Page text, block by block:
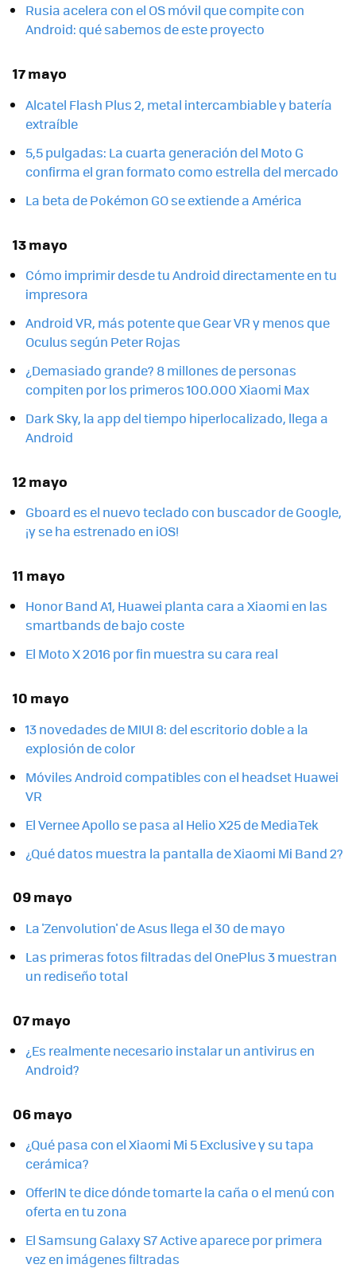
Rusia acelera con el OS móvil que compite con
Android: qué sabemos de este proyecto
17 mayo
Alcatel Flash Plus 2, metal intercambiable y batería
extraíble
5,5 pulgadas: La cuarta generación del Moto G
confirma el gran formato como estrella del mercado
La beta de Pokémon GO se extiende a América
13 mayo
Cómo imprimir desde tu Android directamente en tu
impresora
Android VR, más potente que Gear VR y menos que
Oculus según Peter Rojas
¿Demasiado grande? 8 millones de personas
compiten por los primeros 100.000 Xiaomi Max
Dark Sky, la app del tiempo hiperlocalizado, llega a
Android
12 mayo
Gboard es el nuevo teclado con buscador de Google,
¡y se ha estrenado en iOS!
11 mayo
Honor Band A1, Huawei planta cara a Xiaomi en las
smartbands de bajo coste
El Moto X 2016 por fin muestra su cara real
10 mayo
13 novedades de MIUI 8: del escritorio doble a la
explosión de color
Móviles Android compatibles con el headset Huawei
VR
El Vernee Apollo se pasa al Helio X25 de MediaTek
¿Qué datos muestra la pantalla de Xiaomi Mi Band 2?
09 mayo
La 'Zenvolution' de Asus llega el 30 de mayo
Las primeras fotos filtradas del OnePlus 3 muestran
un rediseño total
07 mayo
¿Es realmente necesario instalar un antivirus en
Android?
06 mayo
¿Qué pasa con el Xiaomi Mi 5 Exclusive y su tapa
cerámica?
OfferIN te dice dónde tomarte la caña o el menú con
oferta en tu zona
El Samsung Galaxy S7 Active aparece por primera
vez en imágenes filtradas